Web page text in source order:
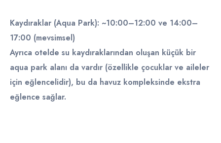
Kaydıraklar (Aqua Park): ~10:00–12:00 ve 14:00–
17:00 (mevsimsel)
Ayrıca otelde su kaydıraklarından oluşan küçük bir
aqua park alanı da vardır (özellikle çocuklar ve aileler
için eğlencelidir), bu da havuz kompleksinde ekstra
eğlence sağlar.